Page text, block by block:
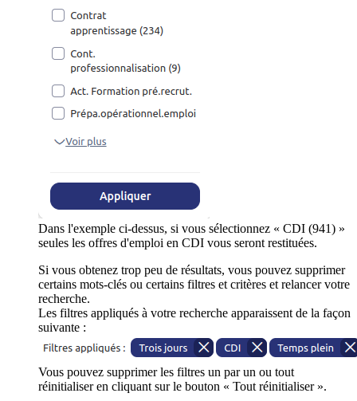
Dans l'exemple ci-dessus, si vous sélectionnez « CDI (941) »
seules les offres d'emploi en CDI vous seront restituées.
Si vous obtenez trop peu de résultats, vous pouvez supprimer
certains mots-clés ou certains filtres et critères et relancer votre
recherche.
Les filtres appliqués à votre recherche apparaissent de la façon
suivante :
Vous pouvez supprimer les filtres un par un ou tout
réinitialiser en cliquant sur le bouton « Tout réinitialiser ».